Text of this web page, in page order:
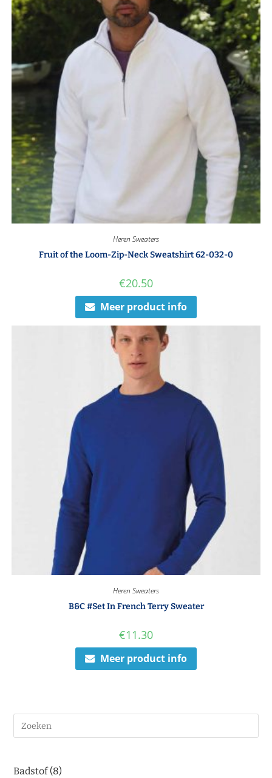
Heren Sweaters
Fruit of the Loom-Zip-Neck Sweatshirt 62-032-0
€20.50
Meer product info
Heren Sweaters
B&C #Set In French Terry Sweater
€11.30
Meer product info
Badstof 8